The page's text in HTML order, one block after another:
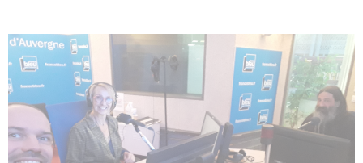
Presse
Pros
Se connecter
Nous contacter